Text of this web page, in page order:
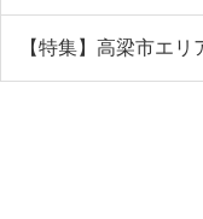
【特集】高梁市エリ